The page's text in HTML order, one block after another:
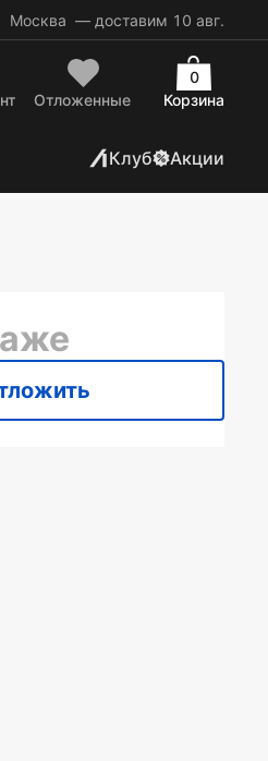
Москва — доставим 10 авг.
Отложенные Корзина
0
Клуб Акции